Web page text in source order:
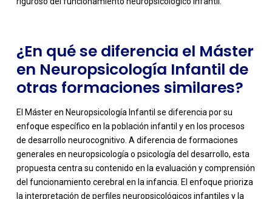
¿En qué se diferencia el Máster
en Neuropsicología Infantil de
otras formaciones similares?
El Máster en Neuropsicología Infantil se diferencia por su
enfoque específico en la población infantil y en los procesos
de desarrollo neurocognitivo. A diferencia de formaciones
generales en neuropsicología o psicología del desarrollo, esta
propuesta centra su contenido en la evaluación y comprensión
del funcionamiento cerebral en la infancia. El enfoque prioriza
la interpretación de perfiles neuropsicológicos infantiles y la
-